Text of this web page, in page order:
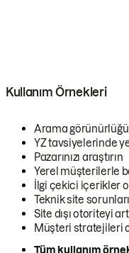
Kullanım Örnekleri
Arama
YZ tavsiyelerinde
Pazarınızı araştırın
Yerel müşterilerle
İlgi çekici içerikler
Teknik site
Site dışı otoriteyi
Müşteri stratejileri
Tüm kullanım